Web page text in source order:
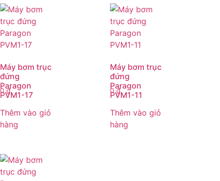
Máy bơm trục
đứng
Paragon
PVM1-17
0₫
Thêm vào giỏ
hàng
Máy bơm trục
đứng
Paragon
PVM1-11
0₫
Thêm vào giỏ
hàng